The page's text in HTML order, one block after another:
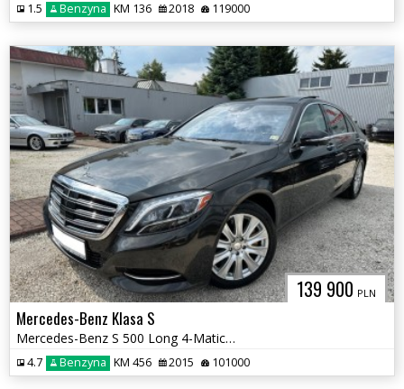
1.5 Benzyna KM 136 2018 119000
139 900 PLN
Mercedes-Benz Klasa S
Mercedes-Benz S 500 Long 4-Matic W222 S 550
4.7 Benzyna KM 456 2015 101000